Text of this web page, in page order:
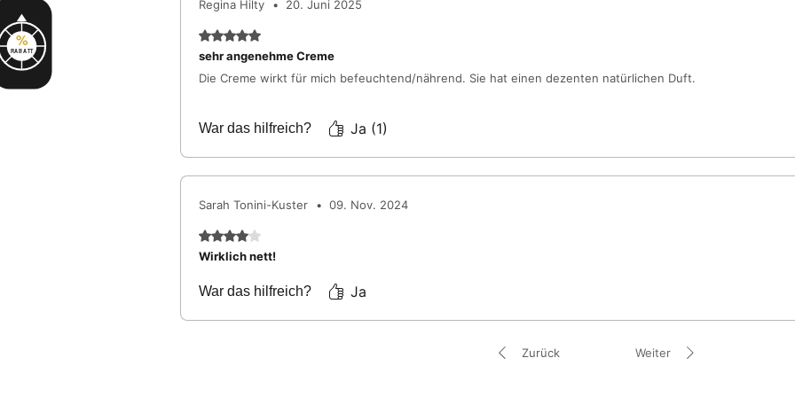
%
RABATT
diese Auflistung
Regina Hilty • 20. Juni 2025
Mit 5 von 5 Sternen bewertet.
sehr angenehme Creme
Die Creme wirkt für mich befeuchtend/nährend. Sie hat einen dezenten natürlichen Duft.
War das hilfreich? Ja (1)
Sarah Tonini-Kuster • 09. Nov. 2024
Mit 4 von 5 Sternen bewertet.
Wirklich nett!
War das hilfreich? Ja
Zurück Weiter